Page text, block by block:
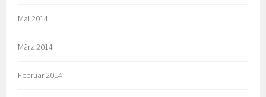
Mai 2014
März 2014
Februar 2014